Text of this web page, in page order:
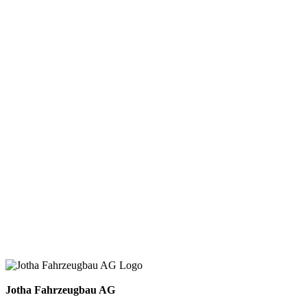
Jotha Fahrzeugbau AG